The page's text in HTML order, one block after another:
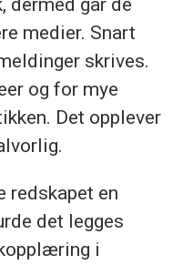
medier. Snart
skrives.
og for mye
Det opplever
redskapet en
det legges
i